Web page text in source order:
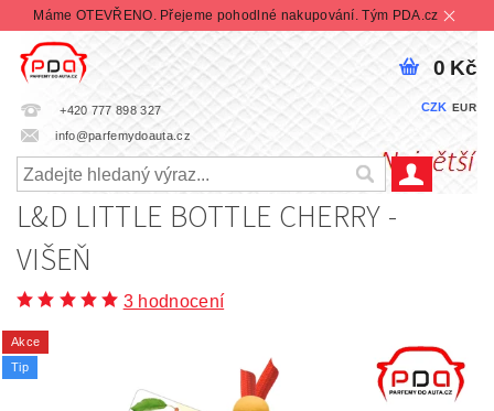
Máme OTEVŘENO. Přejeme pohodlné nakupování. Tým PDA.cz
+420 777 898 327
info@parfemydoauta.cz
CZK EUR
0 Kč
L&D LITTLE BOTTLE CHERRY -
VIŠEŇ
3 hodnocení
Akce
Tip